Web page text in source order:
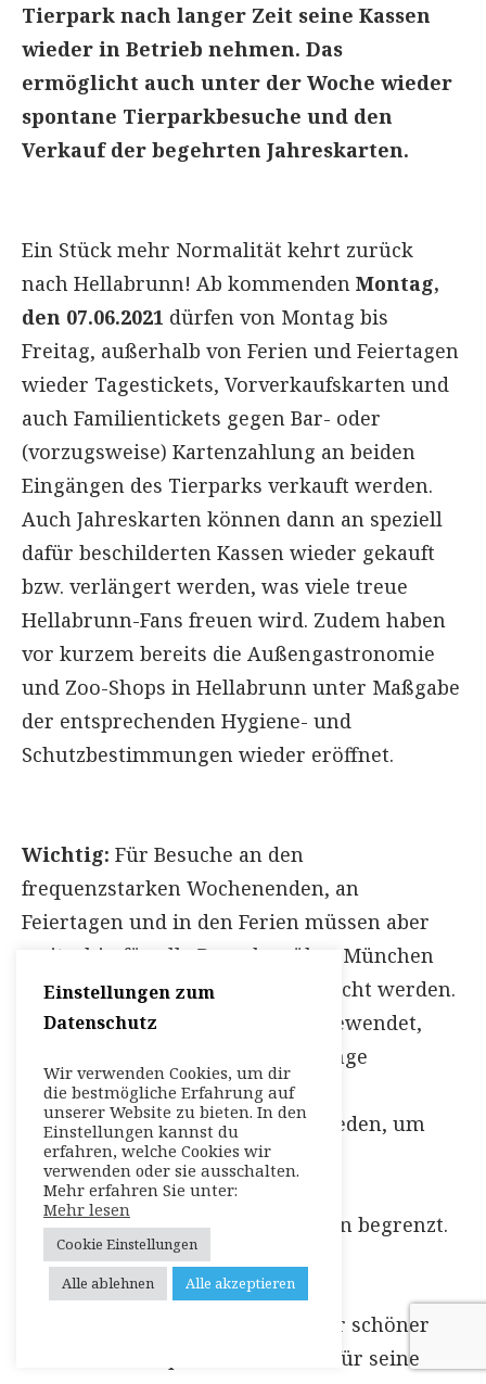
Tierpark nach langer Zeit seine Kassen
wieder in Betrieb nehmen. Das
ermöglicht auch unter der Woche wieder
spontane Tierparkbesuche und den
Verkauf der begehrten Jahreskarten.
Ein Stück mehr Normalität kehrt zurück
nach Hellabrunn! Ab kommenden Montag,
den 07.06.2021 dürfen von Montag bis
Freitag, außerhalb von Ferien und Feiertagen
wieder Tagestickets, Vorverkaufskarten und
auch Familientickets gegen Bar- oder
(vorzugsweise) Kartenzahlung an beiden
Eingängen des Tierparks verkauft werden.
Auch Jahreskarten können dann an speziell
dafür beschilderten Kassen wieder gekauft
bzw. verlängert werden, was viele treue
Hellabrunn-Fans freuen wird. Zudem haben
vor kurzem bereits die Außengastronomie
und Zoo-Shops in Hellabrunn unter Maßgabe
der entsprechenden Hygiene- und
Schutzbestimmungen wieder eröffnet.
Wichtig: Für Besuche an den
frequenzstarken Wochenenden, an
Feiertagen und in den Ferien müssen aber
weiterhin für alle Besucher über München
Ticket vorab Online-Tickets gebucht werden.
Wie bereits in 2020 bewährt angewendet,
werden durch diese Regelung lange
Warteschlangen und dichte
Menschenansammlungen vermieden, um
Infektionsrisiken weitestgehend
auszuschließen. Die täglichen
Besucherzahlen bleiben weiterhin begrenzt.
„Es ist hocherfreulich, dass unser schöner
Münchner Tierpark Hellabrunn für seine
Einstellungen zum
Datenschutz
Wir verwenden Cookies, um dir
die bestmögliche Erfahrung auf
unserer Website zu bieten. In den
Einstellungen kannst du
erfahren, welche Cookies wir
verwenden oder sie ausschalten.
Mehr erfahren Sie unter:
Mehr lesen
Cookie Einstellungen
Alle ablehnen
Alle akzeptieren